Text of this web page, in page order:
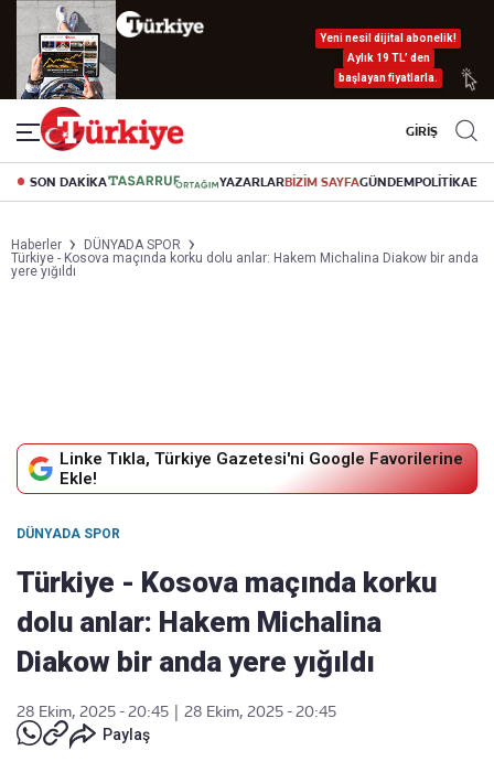
Yeni nesil dijital abonelik!
Aylık 19 TL’ den
başlayan fiyatlarla.
GİRİŞ
SON DAKİKA YAZARLARBİZİM SAYFAGÜNDEMPOLİTİKA
Haberler
DÜNYADA SPOR
Türkiye - Kosova maçında korku dolu anlar: Hakem Michalina Diakow bir anda
yere yığıldı
Linke Tıkla, Türkiye Gazetesi'ni Google Favorilerine
Ekle!
DÜNYADA SPOR
Türkiye - Kosova maçında korku
dolu anlar: Hakem Michalina
Diakow bir anda yere yığıldı
28 Ekim, 2025 - 20:45
28 Ekim, 2025 - 20:45
Paylaş